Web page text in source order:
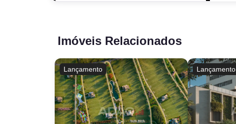
Imóveis Relacionados
Lançamento Lançamento